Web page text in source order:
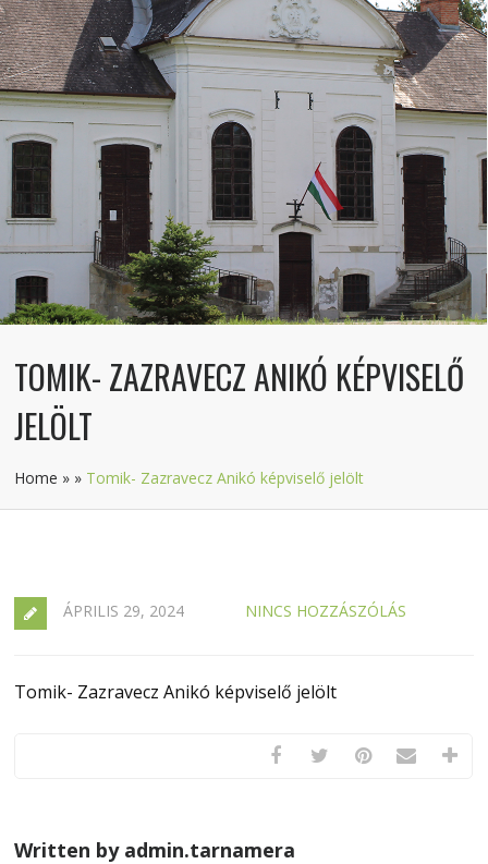
TOMIK- ZAZRAVECZ ANIKÓ KÉPVISELŐ
JELÖLT
Home » » Tomik- Zazravecz Anikó képviselő jelölt
ÁPRILIS 29, 2024 NINCS HOZZÁSZÓLÁS
Tomik- Zazravecz Anikó képviselő jelölt
Written by admin.tarnamera